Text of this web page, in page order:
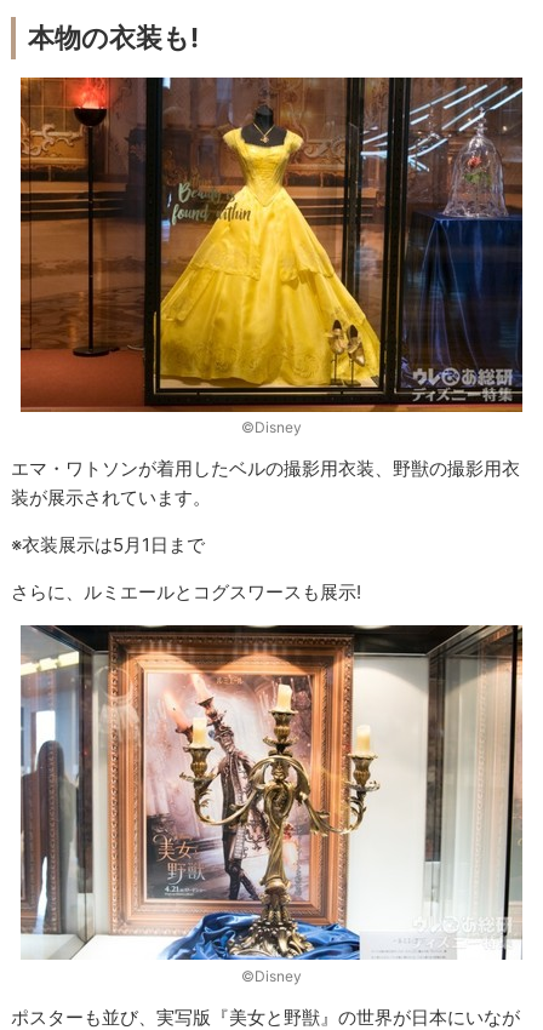
本物の衣装も!
©︎Disney
エマ・ワトソンが着用したベルの撮影用衣装、野獣の撮影用衣
装が展示されています。
※衣装展示は5月1日まで
さらに、ルミエールとコグスワースも展示!
©︎Disney
ポスターも並び、実写版『美女と野獣』の世界が日本にいなが